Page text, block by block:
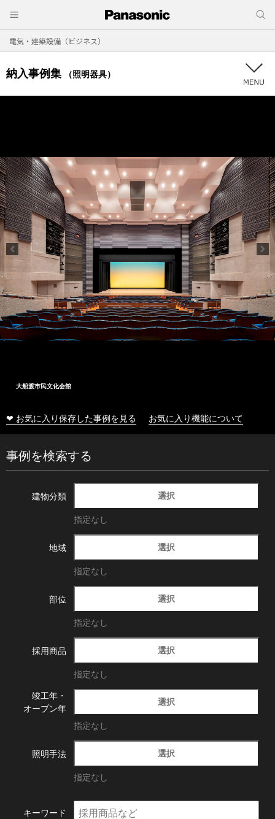
電気・建築設備（ビジネス）
納入事例集 （照明器具）
大船渡市民文化会館
❤ お気に入り保存した事例を見る お気に入り機能について
事例を検索する
建物分類 選択
指定なし
地域 選択
指定なし
部位 選択
指定なし
採用商品 選択
指定なし
竣工年・
オープン年
選択
指定なし
照明手法 選択
指定なし
キーワード